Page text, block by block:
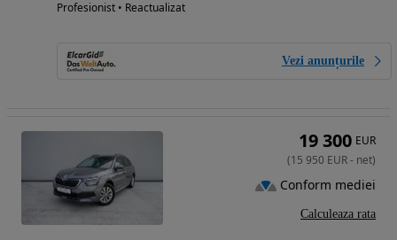
Profesionist • Reactualizat
Vezi anunțurile
19 300 EUR
(15 950 EUR- net)
Conform mediei
Calculeaza rata